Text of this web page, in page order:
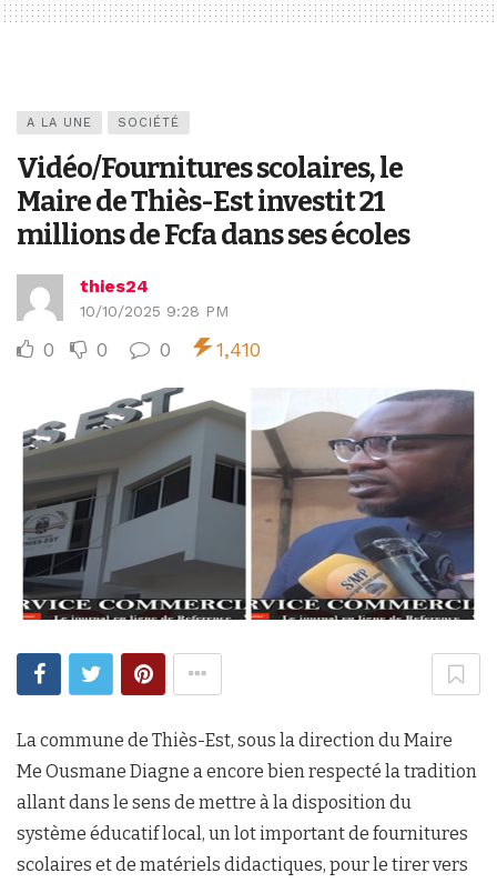
A LA UNE SOCIÉTÉ
Vidéo/Fournitures scolaires, le
Maire de Thiès-Est investit 21
millions de Fcfa dans ses écoles
thies24
10/10/2025 9:28 PM
0 0 0 1,410
La commune de Thiès-Est, sous la direction du Maire
Me Ousmane Diagne a encore bien respecté la tradition
allant dans le sens de mettre à la disposition du
système éducatif local, un lot important de fournitures
scolaires et de matériels didactiques, pour le tirer vers